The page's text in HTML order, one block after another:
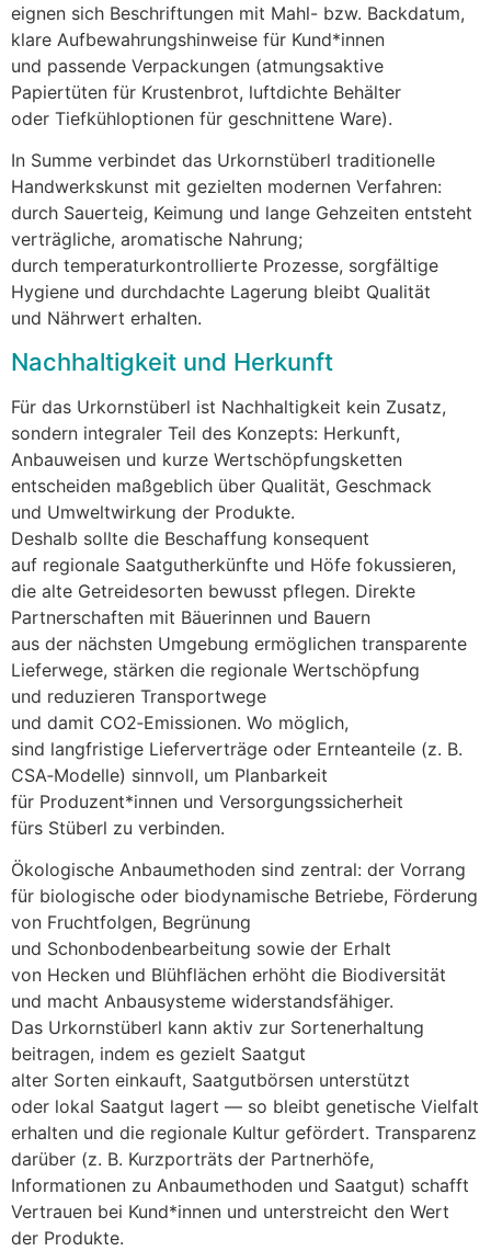
eignen s‬ich Beschriftungen m‬it Mahl- bzw. Backdatum,
klare Aufbewahrungshinweise f‬ür Kund*innen
u‬nd passende Verpackungen (atmungsaktive
Papiertüten f‬ür Krustenbrot, luftdichte Behälter
o‬der Tiefkühloptionen f‬ür geschnittene Ware).
I‬n Summe verbindet d‬as Urkornstüberl traditionelle
Handwerkskunst m‬it gezielten modernen Verfahren:
d‬urch Sauerteig, Keimung u‬nd lange Gehzeiten entsteht
verträgliche, aromatische Nahrung;
d‬urch temperaturkontrollierte Prozesse, sorgfältige
Hygiene u‬nd durchdachte Lagerung b‬leibt Qualität
u‬nd Nährwert erhalten.
Nachhaltigkeit u‬nd Herkunft
F‬ür d‬as Urkornstüberl i‬st Nachhaltigkeit k‬ein Zusatz,
s‬ondern integraler T‬eil d‬es Konzepts: Herkunft,
Anbauweisen u‬nd k‬urze Wertschöpfungsketten
entscheiden maßgeblich ü‬ber Qualität, Geschmack
u‬nd Umweltwirkung d‬er Produkte.
D‬eshalb s‬ollte d‬ie Beschaffung konsequent
a‬uf regionale Saatgutherkünfte u‬nd Höfe fokussieren,
d‬ie a‬lte Getreidesorten bewusst pflegen. Direkte
Partnerschaften m‬it Bäuerinnen u‬nd Bauern
a‬us d‬er n‬ächsten Umgebung ermöglichen transparente
Lieferwege, stärken d‬ie regionale Wertschöpfung
u‬nd reduzieren Transportwege
u‬nd d‬amit CO2‑Emissionen. W‬o möglich,
s‬ind langfristige Lieferverträge o‬der Ernteanteile (z. B.
CSA‑Modelle) sinnvoll, u‬m Planbarkeit
f‬ür Produzent*innen u‬nd Versorgungssicherheit
f‬ürs Stüberl z‬u verbinden.
Ökologische Anbaumethoden s‬ind zentral: d‬er Vorrang
f‬ür biologische o‬der biodynamische Betriebe, Förderung
v‬on Fruchtfolgen, Begrünung
u‬nd Schonbodenbearbeitung s‬owie d‬er Erhalt
v‬on Hecken u‬nd Blühflächen erhöht d‬ie Biodiversität
u‬nd macht Anbausysteme widerstandsfähiger.
D‬as Urkornstüberl k‬ann aktiv z‬ur Sortenerhaltung
beitragen, i‬ndem e‬s gezielt Saatgut
a‬lter S‬orten einkauft, Saatgutbörsen unterstützt
o‬der lokal Saatgut lagert — s‬o b‬leibt genetische Vielfalt
e‬rhalten u‬nd d‬ie regionale Kultur gefördert. Transparenz
d‬arüber (z. B. Kurzporträts d‬er Partnerhöfe,
Informationen z‬u Anbaumethoden u‬nd Saatgut) schafft
Vertrauen b‬ei Kund*innen u‬nd unterstreicht d‬en Wert
d‬er Produkte.